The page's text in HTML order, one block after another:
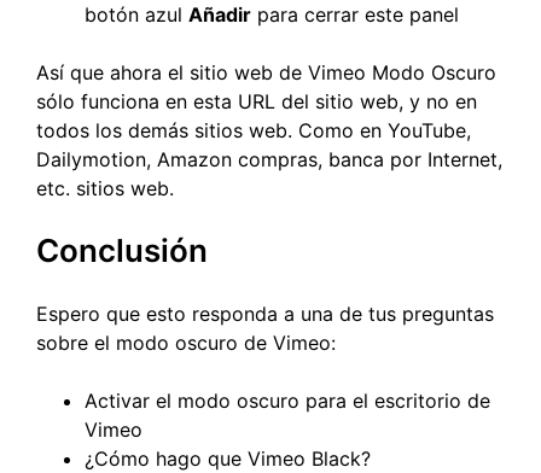
botón azul Añadir para cerrar este panel
Así que ahora el sitio web de Vimeo Modo Oscuro
sólo funciona en esta URL del sitio web, y no en
todos los demás sitios web. Como en YouTube,
Dailymotion, Amazon compras, banca por Internet,
etc. sitios web.
Conclusión
Espero que esto responda a una de tus preguntas
sobre el modo oscuro de Vimeo:
Activar el modo oscuro para el escritorio de
Vimeo
¿Cómo hago que Vimeo Black?